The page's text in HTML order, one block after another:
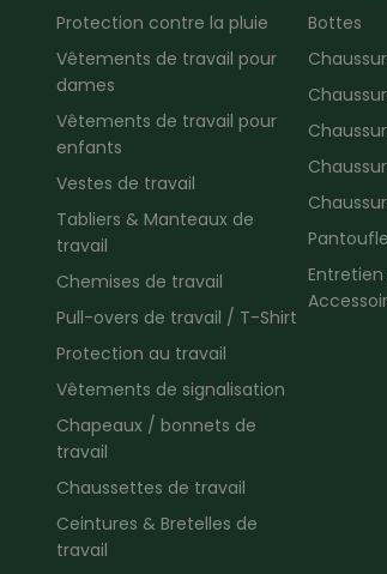
Protection contre la pluie
Vêtements de travail pour
dames
Vêtements de travail pour
enfants
Vestes de travail
Tabliers & Manteaux de
travail
Chemises de travail
Pull-overs de travail / T-Shirt
Protection au travail
Vêtements de signalisation
Chapeaux / bonnets de
travail
Chaussettes de travail
Ceintures & Bretelles de
travail
Bottes